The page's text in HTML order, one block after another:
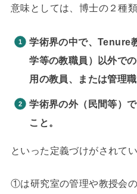
意味としては、博士の２種
学術界の中で、Tenure
学等の教職員）以外で
用の教員、または管理
学術界の外（民間等）
こと。
といった定義づけがされてい
①は研究室の管理や教授会